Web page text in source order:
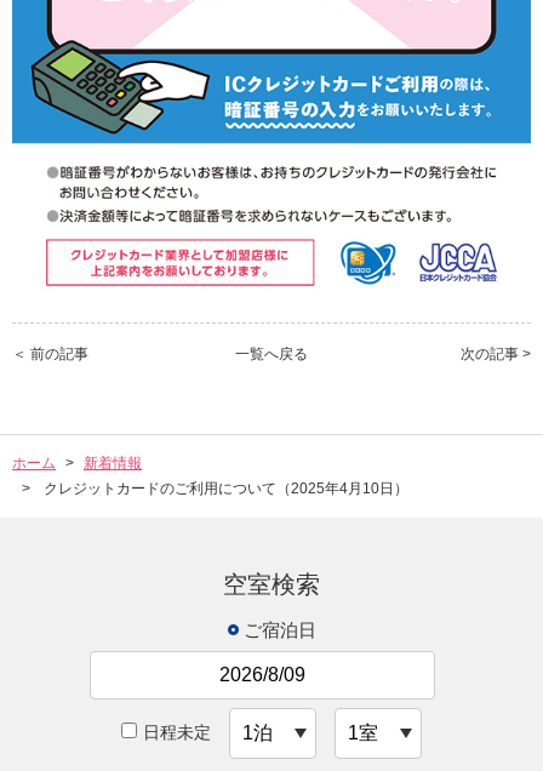
一覧へ戻る
＜ 前の記事 次の記事 >
ホーム
新着情報
クレジットカードのご利用について（2025年4月10日）
空室検索
ご宿泊日
日程未定